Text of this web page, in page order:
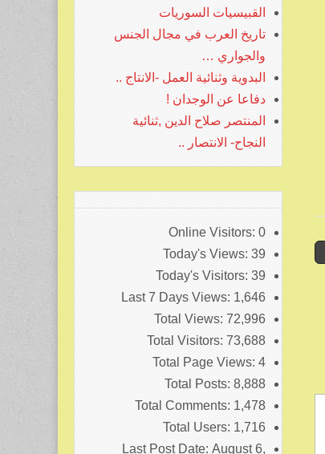
القبيسيات السوريات
تاريخ العرب في مجال الجنس
والجواري …
البدوية وثنائية العمل -الانتاج ..
دفاعا عن الوجدان !
المنتصر صلاح الدين ,ثنائية
النجاح- الانتصار ..
Online Visitors: 0
Today's Views: 39
Today's Visitors: 39
Last 7 Days Views: 1,646
Total Views: 72,996
Total Visitors: 73,688
Total Page Views: 4
Total Posts: 8,888
Total Comments: 1,478
Total Users: 1,716
Last Post Date: August 6,